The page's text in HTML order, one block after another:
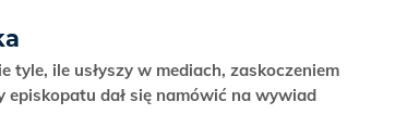
tyle, ile usłyszy w mediach, zaskoczeniem
episkopatu dał się namówić na wywiad